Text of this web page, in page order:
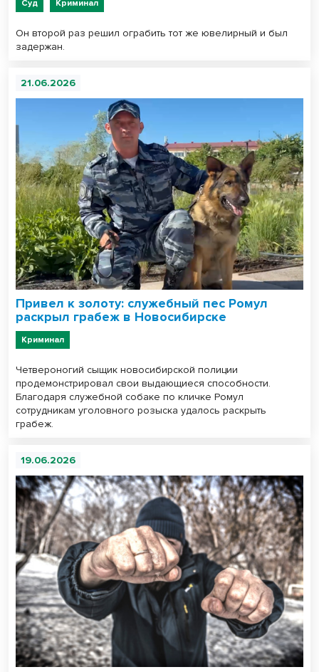
Суд Криминал
Он второй раз решил ограбить тот же ювелирный и был
задержан.
21.06.2026
Привел к золоту: служебный пес Ромул
раскрыл грабеж в Новосибирске
Криминал
Четвероногий сыщик новосибирской полиции
продемонстрировал свои выдающиеся способности.
Благодаря служебной собаке по кличке Ромул
сотрудникам уголовного розыска удалось раскрыть
грабеж.
19.06.2026